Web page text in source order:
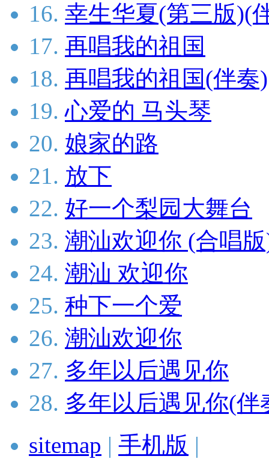
16. 幸生华夏(第三版)(
17. 再唱我的祖国
18. 再唱我的祖国(伴奏)
19. 心爱的 马头琴
20. 娘家的路
21. 放下
22. 好一个梨园大舞台
23. 潮汕欢迎你 (合唱
24. 潮汕 欢迎你
25. 种下一个爱
26. 潮汕欢迎你
27. 多年以后遇见你
28. 多年以后遇见你(伴
sitemap | 手机版 |